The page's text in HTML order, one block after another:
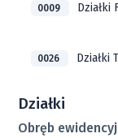
0009 Działki
0026 Działki
Działki
Obręb